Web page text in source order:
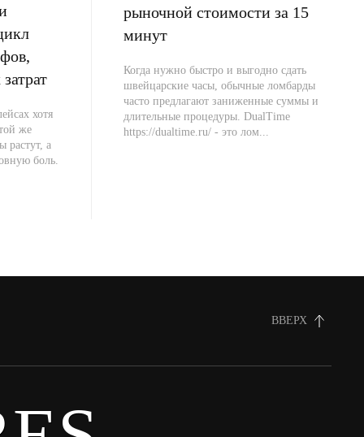
хотя
же
растут, а
боль.
рыночной стоимости за 15
минут
Когда нужно быстро и выгодно сдать
швейцарские часы, обычные ломбарды
часто предлагают заниженные суммы и
длительные процедуры. DualTime
https://dualtime.ru/ - это лом...
ВВЕРХ